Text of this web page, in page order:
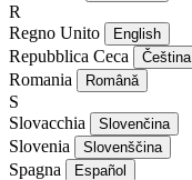
R
Regno Unito
English
Repubblica Ceca Čeština
Romania Română
S
Slovacchia
Slovenčina
Slovenia Slovenščina
Spagna Español